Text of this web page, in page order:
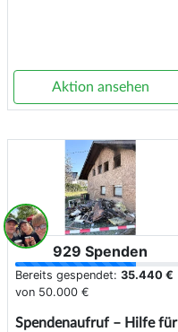
Aktion ansehen
929 Spenden
Bereits gespendet: 35.440 €
von 50.000 €
Spendenaufruf – Hilfe für